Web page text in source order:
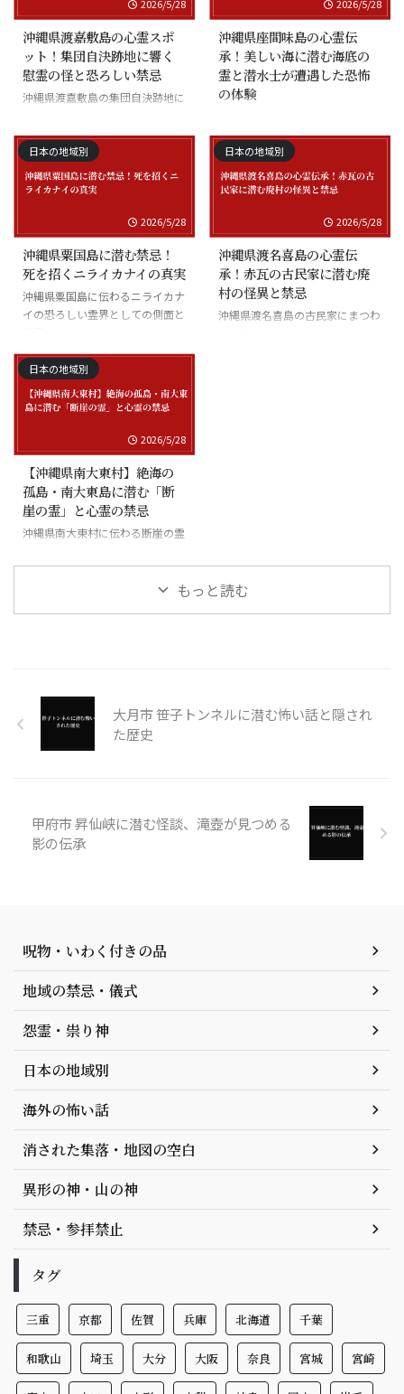
2026/5/28
沖縄県渡嘉敷島の心霊スポ
ット！集団自決跡地に響く
慰霊の怪と恐ろしい禁忌
沖縄県渡嘉敷島の集団自決跡地に
2026/5/28
沖縄県座間味島の心霊伝
承！美しい海に潜む海底の
霊と潜水士が遭遇した恐怖
の体験
士の怪談
日本の地域別
2026/5/28
沖縄県粟国島に潜む禁忌！
死を招くニライカナイの真実
沖縄県粟国島に伝わるニライカナ
イの恐ろしい霊界としての側面と
日本の地域別
2026/5/28
沖縄県渡名喜島の心霊伝
承！赤瓦の古民家に潜む廃
村の怪異と禁忌
沖縄県渡名喜島の古民家にまつわ
日本の地域別
2026/5/28
【沖縄県南大東村】絶海の
孤島・南大東島に潜む「断
崖の霊」と心霊の禁忌
沖縄県南大東村に伝わる断崖の霊
もっと読む
大月市 笹子トンネルに潜む怖い話と隠され
た歴史
甲府市 昇仙峡に潜む怪談、滝壺が見つめる
影の伝承
呪物・いわく付きの品
地域の禁忌・儀式
怨霊・祟り神
日本の地域別
海外の怖い話
消された集落・地図の空白
異形の神・山の神
禁忌・参拝禁止
タグ
三重 京都 佐賀 兵庫 北海道 千葉
和歌山 埼玉 大分 大阪 奈良 宮城 宮崎